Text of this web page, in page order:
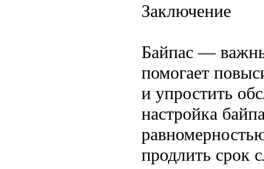
Заключение
Байпас —
помогает
и упростить
настройка
продлить срок